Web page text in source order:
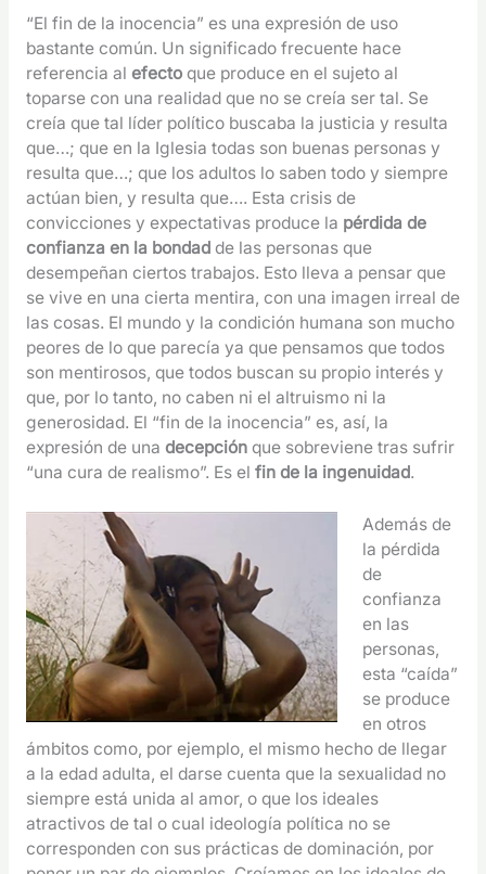
“El fin de la inocencia” es una expresión de uso
bastante común. Un significado frecuente hace
referencia al efecto que produce en el sujeto al
toparse con una realidad que no se creía ser tal. Se
creía que tal líder político buscaba la justicia y resulta
que…; que en la Iglesia todas son buenas personas y
resulta que…; que los adultos lo saben todo y siempre
actúan bien, y resulta que…. Esta crisis de
convicciones y expectativas produce la pérdida de
confianza en la bondad de las personas que
desempeñan ciertos trabajos. Esto lleva a pensar que
se vive en una cierta mentira, con una imagen irreal de
las cosas. El mundo y la condición humana son mucho
peores de lo que parecía ya que pensamos que todos
son mentirosos, que todos buscan su propio interés y
que, por lo tanto, no caben ni el altruismo ni la
generosidad. El “fin de la inocencia” es, así, la
expresión de una decepción que sobreviene tras sufrir
“una cura de realismo”. Es el fin de la ingenuidad.
Además de
la pérdida
de
confianza
en las
personas,
esta “caída”
se produce
en otros
ámbitos como, por ejemplo, el mismo hecho de llegar
a la edad adulta, el darse cuenta que la sexualidad no
siempre está unida al amor, o que los ideales
atractivos de tal o cual ideología política no se
corresponden con sus prácticas de dominación, por